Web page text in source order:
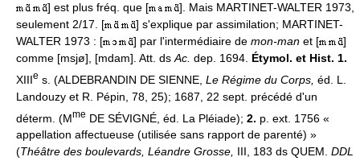
] est plus fréq. que [
]. Mais MARTINET-WALTER 1973,
seulement 2/17. [
] s'explique par assimilation; MARTINET-
WALTER 1973 : [
] par l'intermédiaire de mon-man et [
]
comme [msjø], [mdam]. Att. ds Ac. dep. 1694. Étymol. et Hist. 1.
XIIIe s. (ALDEBRANDIN DE SIENNE, Le Régime du Corps, éd. L.
Landouzy et R. Pépin, 78, 25); 1687, 22 sept. précédé d'un
déterm. (Mme DE SÉVIGNÉ, éd. La Pléiade); 2. p. ext. 1756 «
appellation affectueuse (utilisée sans rapport de parenté) »
(Théâtre des boulevards, Léandre Grosse, III, 183 ds QUEM. DDL